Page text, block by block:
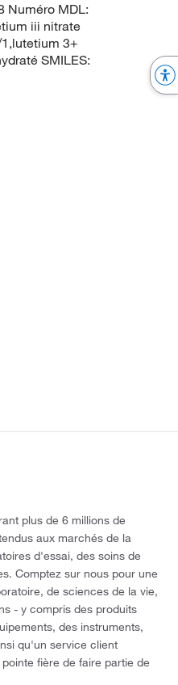
Numéro MDL:
iii nitrate
3+
SMILES:
plus de 6 millions de
aux marchés de la
d'essai, des soins de
Comptez sur nous pour une
de sciences de la vie,
- y compris des produits
des instruments,
qu'un service client
fière de faire partie de